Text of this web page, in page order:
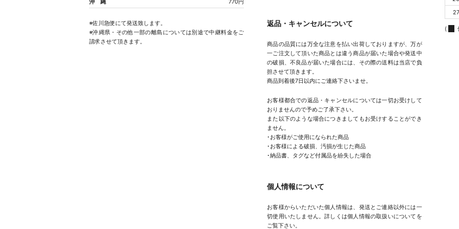
沖 縄
770円
※佐川急便にて発送致します。
※沖縄県・その他一部の離島については別途で中継料金をご
請求させて頂きます。
返品・キャンセルについて
商品の品質には万全な注意を払い出荷しておりますが、万が
一ご注文して頂いた商品とは違う商品が届いた場合や発送中
の破損、不良品が届いた場合には、その際の送料は当店で負
担させて頂きます。
商品到着後7日以内にご連絡下さいませ。
お客様都合での返品・キャンセルについては一切お受けして
おりませんので予めご了承下さい。
また以下のような場合につきましてもお受けすることができ
ません。
･お客様がご使用になられた商品
･お客様による破損、汚損が生じた商品
･納品書、タグなど付属品を紛失した場合
個人情報について
お客様からいただいた個人情報は、発送とご連絡以外には一
切使用いたしません。詳しくは個人情報の取扱いについてを
ご覧下さい。
27
(